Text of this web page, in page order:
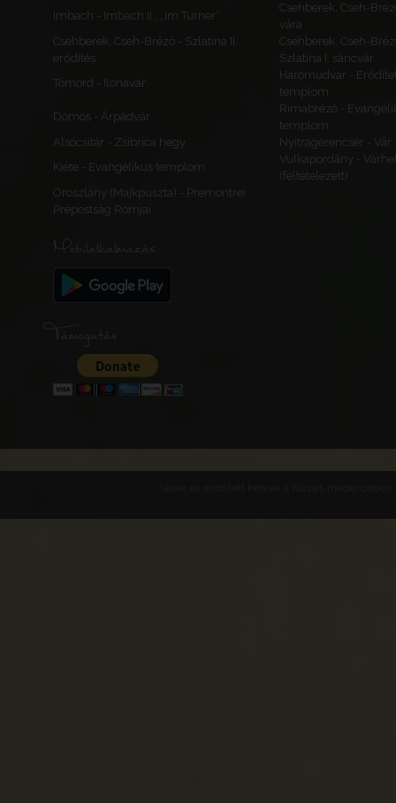
Imbach - Imbach II., „Im Turner”
Csehberek, Cseh-
vára
Csehberek, Cseh-Brézó - Szlatina II.
erődítés
Csehberek, Cseh-
Szlatina I. sáncvár
Tömörd - Ilonavár
Háromudvar -
templom
Dömös - Árpádvár
Rimabrézó -
templom
Alsócsitár - Zsibrica hegy
Nyitragerencsér - Vár
Kiéte - Evangélikus templom
Vulkapordány -
(feltételezett)
Oroszlány (Majkpuszta) - Premontrei
Prépostság Romjai
Mobilalkalmazás
Támogatás